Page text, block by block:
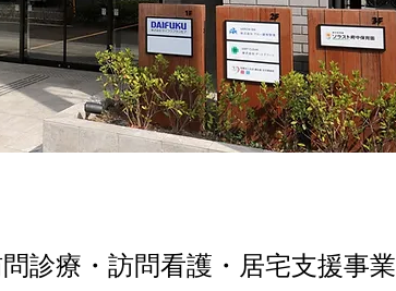
診療・訪問看護・居宅支援事業